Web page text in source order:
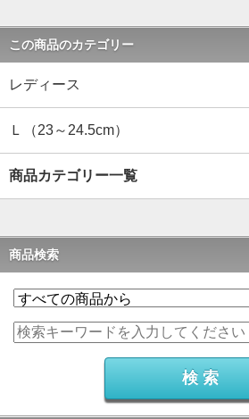
この商品のカテゴリー
レディース
Ｌ（23～24.5cm）
商品カテゴリー一覧
商品検索